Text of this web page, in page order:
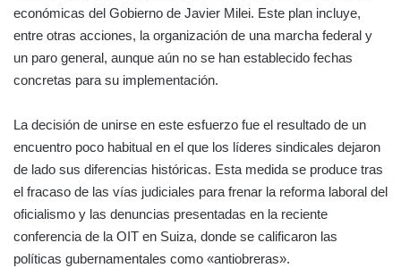
económicas del Gobierno de Javier Milei. Este plan incluye,
entre otras acciones, la organización de una marcha federal y
un paro general, aunque aún no se han establecido fechas
concretas para su implementación.
La decisión de unirse en este esfuerzo fue el resultado de un
encuentro poco habitual en el que los líderes sindicales dejaron
de lado sus diferencias históricas. Esta medida se produce tras
el fracaso de las vías judiciales para frenar la reforma laboral del
oficialismo y las denuncias presentadas en la reciente
conferencia de la OIT en Suiza, donde se calificaron las
políticas gubernamentales como «antiobreras».